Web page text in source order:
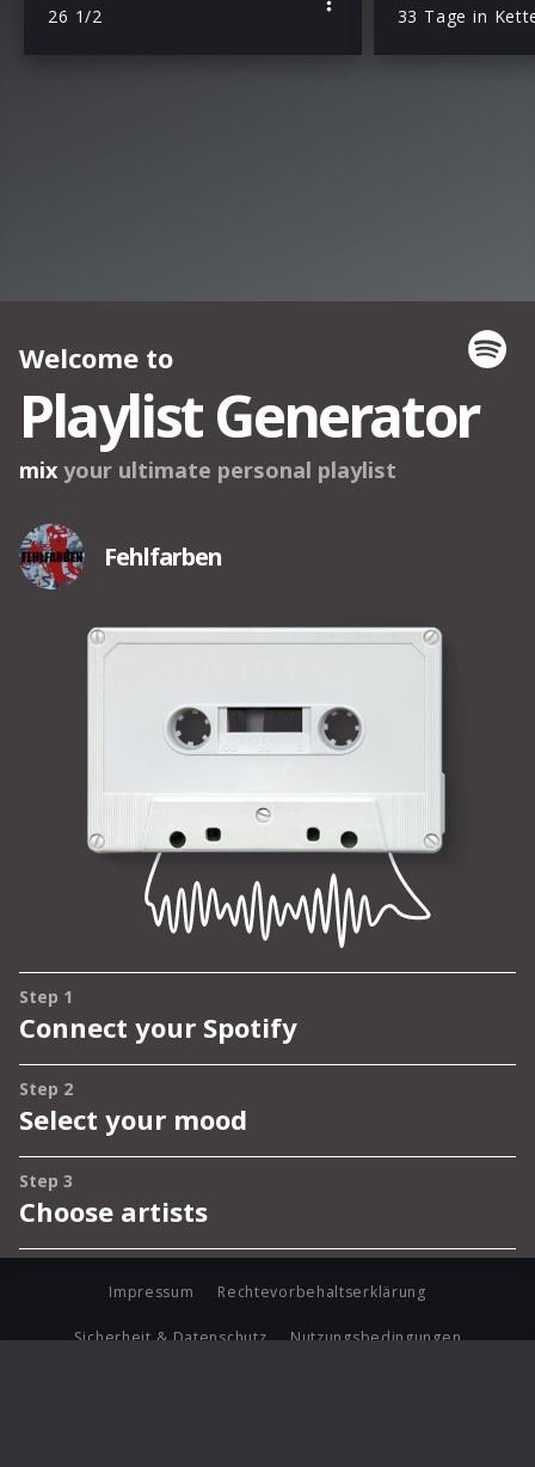
26 1/2 33 Tage in
Impressum Rechtevorbehaltserklärung
Sicherheit & Datenschutz Nutzungsbedingungen